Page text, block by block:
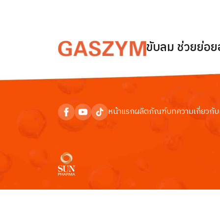
ขับลม ช่วยย่อ
หน้าแรกผลิตภัณฑ์บทความเกี่ยวกับ